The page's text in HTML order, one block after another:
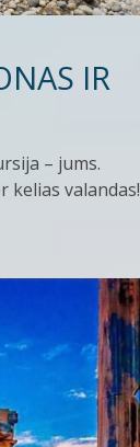
IR
– jums.
kelias valandas!